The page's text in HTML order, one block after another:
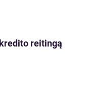
reitingą